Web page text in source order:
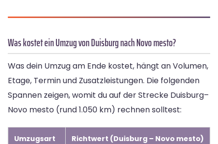
Was kostet ein Umzug von Duisburg nach Novo mesto?
Was dein Umzug am Ende kostet, hängt an Volumen,
Etage, Termin und Zusatzleistungen. Die folgenden
Spannen zeigen, womit du auf der Strecke Duisburg–
Novo mesto (rund 1.050 km) rechnen solltest:
Umzugsart Richtwert (Duisburg – Novo mesto)